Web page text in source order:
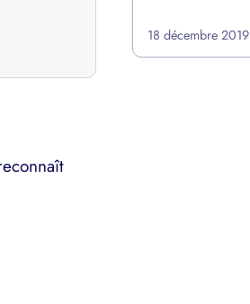
18 décembre 2019